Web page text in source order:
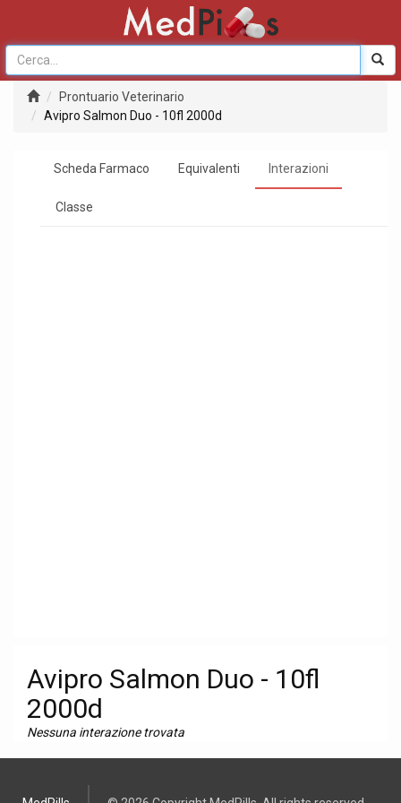
Prontuario Veterinario
Avipro Salmon Duo - 10fl 2000d
Scheda Farmaco Equivalenti Interazioni
Classe
Avipro Salmon Duo - 10fl
2000d
Nessuna interazione trovata